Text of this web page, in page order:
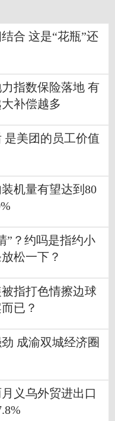
合 这是“花瓶”还
指数保险落地 有
补偿越多
是美团的员工价值
机量有望达到80
”？约吗是指约小
松一下？
指打色情擦边球
已？
成渝双城经济圈
义乌外贸进出口